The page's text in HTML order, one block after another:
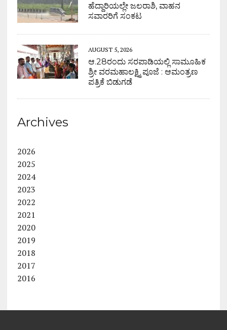
ಹೆದ್ದಾರಿಯಲ್ಲೇ ಜಲರಾಶಿ, ವಾಹನ
ಸವಾರರಿಗೆ ಸಂಕಟ
AUGUST 5, 2026
ಆ.28ರಂದು ಸರಪಾಡಿಯಲ್ಲಿ ಸಾಮೂಹಿಕ
ಶ್ರೀ ವರಮಹಾಲಕ್ಷ್ಮಿ ಪೂಜೆ : ಆಮಂತ್ರಣ
ಪತ್ರಿಕೆ ಬಿಡುಗಡೆ
Archives
2026
2025
2024
2023
2022
2021
2020
2019
2018
2017
2016